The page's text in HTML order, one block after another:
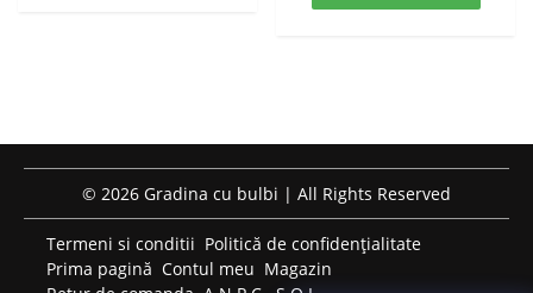
© 2026 Gradina cu bulbi | All Rights Reserved
Termeni si conditii Politică de confidențialitate
Prima pagină Contul meu Magazin